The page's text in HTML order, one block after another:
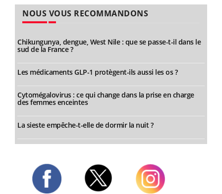
NOUS VOUS RECOMMANDONS
Chikungunya, dengue, West Nile : que se passe-t-il dans le
sud de la France ?
Les médicaments GLP-1 protègent-ils aussi les os ?
Cytomégalovirus : ce qui change dans la prise en charge
des femmes enceintes
La sieste empêche-t-elle de dormir la nuit ?